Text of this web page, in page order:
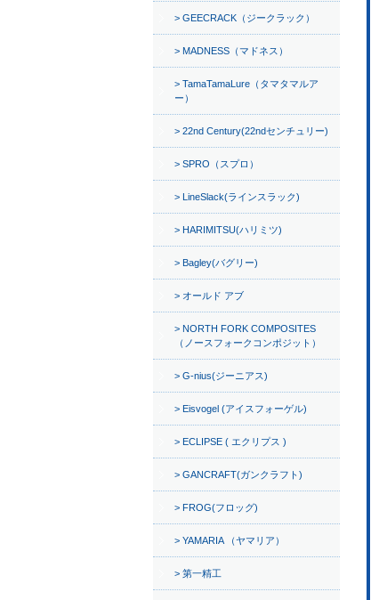
GEECRACK（ジークラック）
MADNESS（マドネス）
TamaTamaLure（タマタマルア
ー）
22nd Century(22ndセンチュリー)
SPRO（スプロ）
LineSlack(ラインスラック)
HARIMITSU(ハリミツ)
Bagley(バグリー)
オールド アブ
NORTH FORK COMPOSITES
（ノースフォークコンポジット）
G-nius(ジーニアス)
Eisvogel (アイスフォーゲル)
ECLIPSE ( エクリプス )
GANCRAFT(ガンクラフト)
FROG(フロッグ)
YAMARIA （ヤマリア）
第一精工